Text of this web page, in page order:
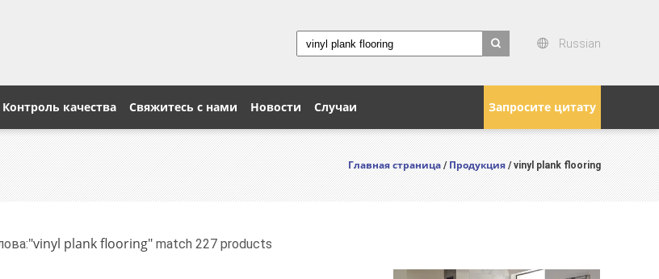
Russian
Запросите цитату
Контроль качества Свяжитесь с нами Новости Случаи
Главная страница /Продукция/ vinyl plank flooring
"vinyl plank flooring" match 227 products